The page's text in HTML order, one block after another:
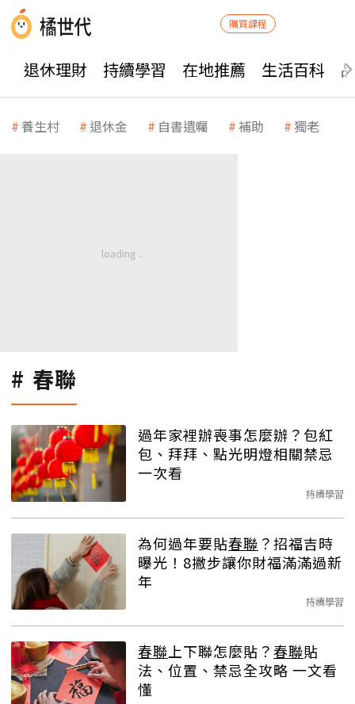
購買課程
退休理財 持續學習 在地推薦 生活百科
養生村 退休金 自書遺囑 補助 獨老
春聯
過年家裡辦喪事怎麼辦？包紅
包、拜拜、點光明燈相關禁忌
一次看
持續學習
為何過年要貼春聯 ？招福吉時
曝光！8撇步讓你財福滿滿過新
年
持續學習
春聯上下聯怎麼貼？春聯貼
法、位置、禁忌全攻略 一文看
懂